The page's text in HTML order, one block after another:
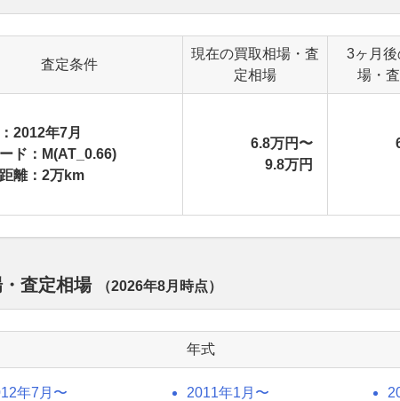
査定条件
現在の買取相場・査
定相場
3ヶ月
場・
2012年7月
ド：M(AT_0.66)
離：2万km
6.8万円〜
9.8万円
査定相場 （2026年8月 時点）
年式
年7月〜 2011年1月〜